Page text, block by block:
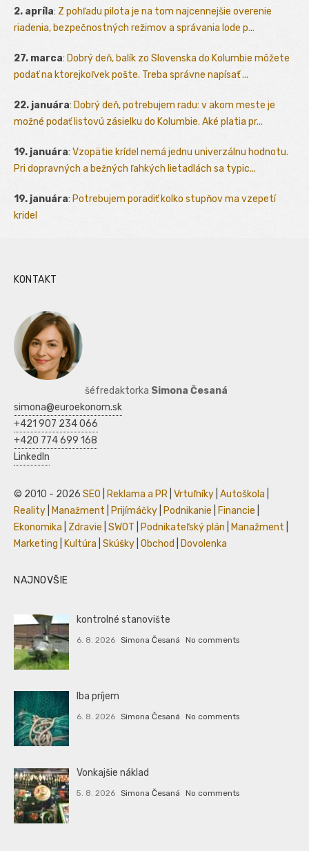
2. apríla: Z pohľadu pilota je na tom najcennejšie overenie
riadenia, bezpečnostných režimov a správania lode p...
27. marca: Dobrý deň, balík zo Slovenska do Kolumbie môžete
podať na ktorejkoľvek pošte. Treba správne napísať ...
22. januára: Dobrý deň, potrebujem radu: v akom meste je
možné podať listovú zásielku do Kolumbie. Aké platia pr...
19. januára: Vzopätie krídel nemá jednu univerzálnu hodnotu.
Pri dopravných a bežných ľahkých lietadlách sa typic...
19. januára: Potrebujem poradiť kolko stupňov ma vzepetí
kridel
KONTAKT
šéfredaktorka Simona Česaná
simona@euroekonom.sk
+421 907 234 066
+420 774 699 168
LinkedIn
© 2010 - 2026 SEO Reklama a PR Vrtuľníky Autoškola
Reality
Manažment Prijímáčky Podnikanie Financie
Ekonomika
Zdravie SWOT Podnikateľský plán Manažment
Marketing
Kultúra Skúšky Obchod Dovolenka
NAJNOVŠIE
kontrolné stanovište
6. 8. 2026 Simona Česaná No comments
Iba príjem
6. 8. 2026 Simona Česaná No comments
Vonkajšie náklad
5. 8. 2026 Simona Česaná No comments